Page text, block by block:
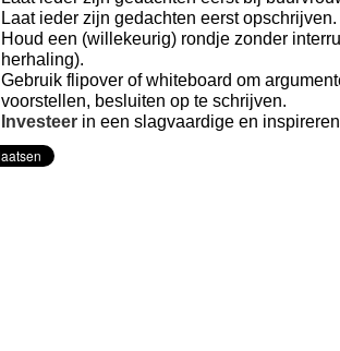
Laat ieder zijn gedachten eerst opschrijven.
Houd een (willekeurig) rondje zonder
herhaling).
Gebruik flipover of whiteboard om
voorstellen, besluiten op te schrijven.
Investeer in een slagvaardige en